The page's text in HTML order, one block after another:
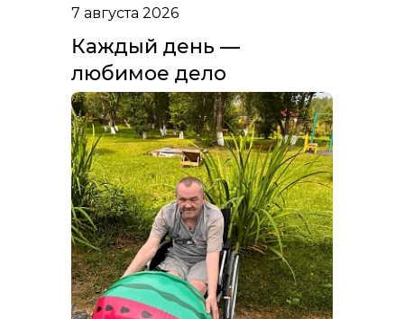
7 августа 2026
Каждый день —
любимое дело